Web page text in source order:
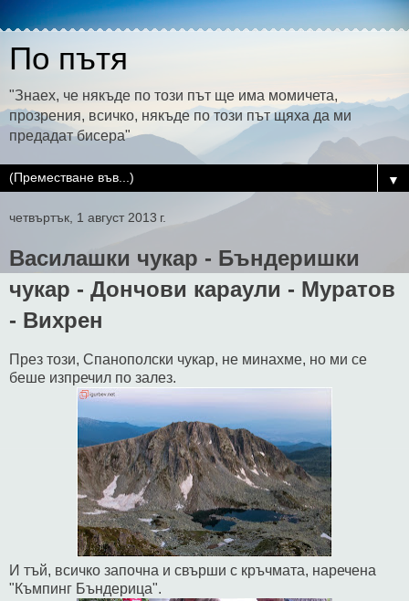
По пътя
"Знаех, че някъде по този път ще има момичета,
прозрения, всичко, някъде по този път щяха да ми
предадат бисера"
▼
четвъртък, 1 август 2013 г.
Василашки чукар - Бъндеришки
чукар - Дончови караули - Муратов
- Вихрен
През този, Спанополски чукар, не минахме, но ми се
беше изпречил по залез.
И тъй, всичко започна и свърши с кръчмата, наречена
"Къмпинг Бъндерица".